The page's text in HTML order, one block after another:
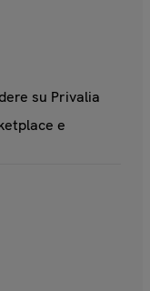
su Privalia
e